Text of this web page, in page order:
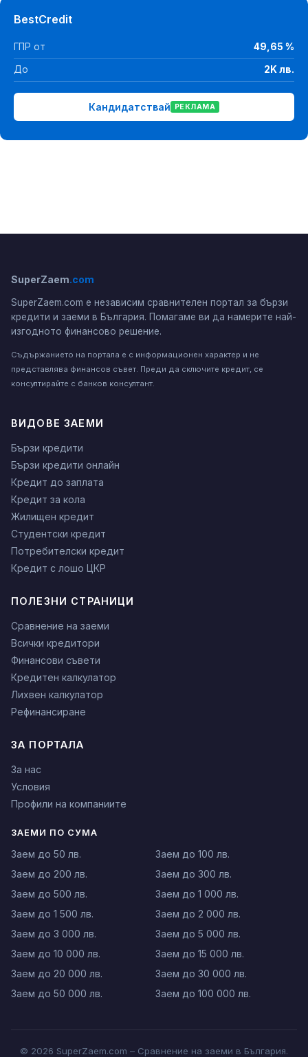
BestCredit
ГПР от 49,65 %
До 2K лв.
Кандидатствай РЕКЛАМА
SuperZaem.com
SuperZaem.com е независим сравнителен портал за бързи
кредити и заеми в България. Помагаме ви да намерите най-
изгодното финансово решение.
Съдържанието на портала е с информационен характер и не
представлява финансов съвет. Преди да сключите кредит, се
консултирайте с банков консултант.
ВИДОВЕ ЗАЕМИ
Бързи кредити
Бързи кредити онлайн
Кредит до заплата
Кредит за кола
Жилищен кредит
Студентски кредит
Потребителски кредит
Кредит с лошо ЦКР
ПОЛЕЗНИ СТРАНИЦИ
Сравнение на заеми
Всички кредитори
Финансови съвети
Кредитен калкулатор
Лихвен калкулатор
Рефинансиране
ЗА ПОРТАЛА
За нас
Условия
Профили на компаниите
ЗАЕМИ ПО СУМА
Заем до 50 лв.
Заем до 100 лв.
Заем до 200 лв.
Заем до 300 лв.
Заем до 500 лв.
Заем до 1 000 лв.
Заем до 1 500 лв.
Заем до 2 000 лв.
Заем до 3 000 лв.
Заем до 5 000 лв.
Заем до 10 000 лв.
Заем до 15 000 лв.
Заем до 20 000 лв.
Заем до 30 000 лв.
Заем до 50 000 лв.
Заем до 100 000 лв.
© 2026 SuperZaem.com – Сравнение на заеми в България.